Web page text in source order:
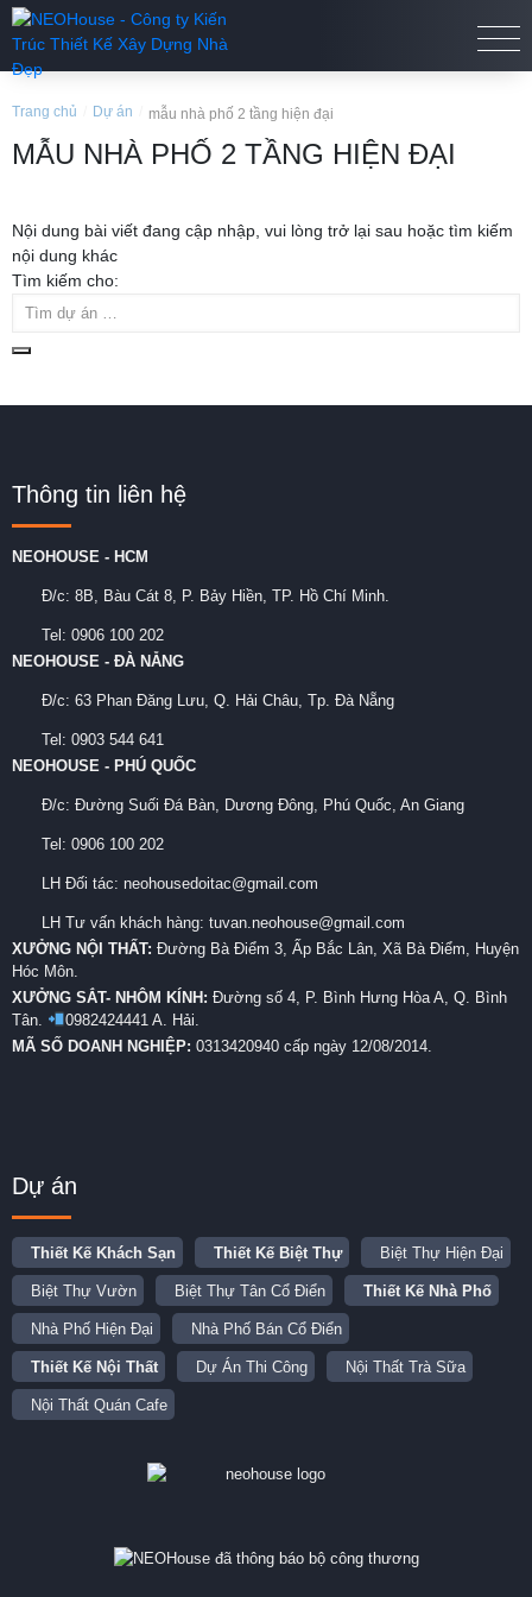
Trang chủ Dự án mẫu nhà phố 2 tầng hiện đại
MẪU NHÀ PHỐ 2 TẦNG HIỆN ĐẠI
Nội dung bài viết đang cập nhập, vui lòng trở lại sau hoặc tìm kiếm
nội dung khác
Tìm kiếm cho:
Thông tin liên hệ
NEOHOUSE - HCM
Đ/c: 8B, Bàu Cát 8, P. Bảy Hiền, TP. Hồ Chí Minh.
Tel: 0906 100 202
NEOHOUSE - ĐÀ NẴNG
Đ/c: 63 Phan Đăng Lưu, Q. Hải Châu, Tp. Đà Nẵng
Tel: 0903 544 641
NEOHOUSE - PHÚ QUỐC
Đ/c: Đường Suối Đá Bàn, Dương Đông, Phú Quốc, An Giang
Tel: 0906 100 202
LH Đối tác: neohousedoitac@gmail.com
LH Tư vấn khách hàng: tuvan.neohouse@gmail.com
XƯỞNG NỘI THẤT: Đường Bà Điểm 3, Ấp Bắc Lân, Xã Bà Điểm, Huyện
Hóc Môn.
XƯỞNG SẮT- NHÔM KÍNH: Đường số 4, P. Bình Hưng Hòa A, Q. Bình
Tân.
0982424441 A. Hải.
MÃ SỐ DOANH NGHIỆP: 0313420940 cấp ngày 12/08/2014.
Dự án
Thiết Kế Khách Sạn Thiết Kế Biệt Thự Biệt Thự Hiện Đại
Biệt Thự Vườn Biệt Thự Tân Cổ Điển Thiết Kế Nhà Phố
Nhà Phố Hiện Đại Nhà Phố Bán Cổ Điển
Thiết Kế Nội Thất Dự Án Thi Công Nội Thất Trà Sữa
Nội Thất Quán Cafe